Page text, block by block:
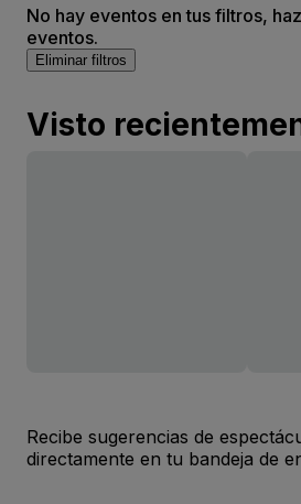
No hay eventos en tus filtros,
eventos.
Eliminar filtros
Visto
Recibe sugerencias de
directamente en tu bandeja de